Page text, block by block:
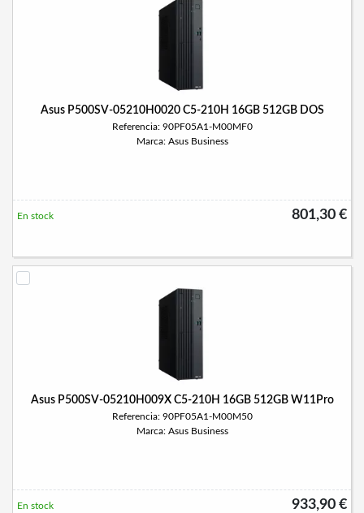
Asus P500SV-05210H0020 C5-210H 16GB 512GB DOS
Referencia: 90PF05A1-M00MF0
Marca: Asus Business
801,30 €
En stock
Asus P500SV-05210H009X C5-210H 16GB 512GB W11Pro
Referencia: 90PF05A1-M00M50
Marca: Asus Business
933,90 €
En stock